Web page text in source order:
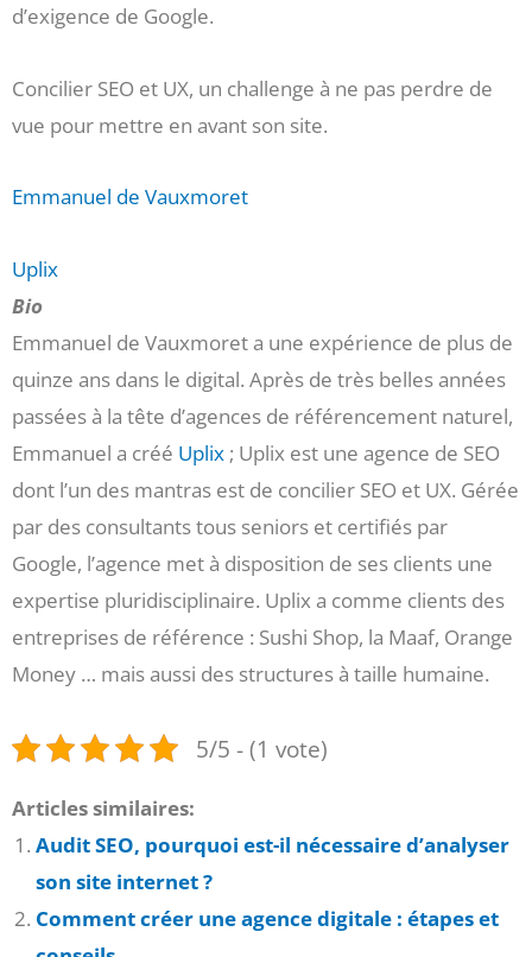
d’exigence de Google.
Concilier SEO et UX, un challenge à ne pas perdre de
vue pour mettre en avant son site.
Emmanuel de Vauxmoret
Uplix
Bio
Emmanuel de Vauxmoret a une expérience de plus de
quinze ans dans le digital. Après de très belles années
passées à la tête d’agences de référencement naturel,
Emmanuel a créé Uplix ; Uplix est une agence de SEO
dont l’un des mantras est de concilier SEO et UX. Gérée
par des consultants tous seniors et certifiés par
Google, l’agence met à disposition de ses clients une
expertise pluridisciplinaire. Uplix a comme clients des
entreprises de référence : Sushi Shop, la Maaf, Orange
Money … mais aussi des structures à taille humaine.
5/5 - (1 vote)
Articles similaires:
Audit SEO, pourquoi est-il nécessaire d’analyser
son site internet ?
Comment créer une agence digitale : étapes et